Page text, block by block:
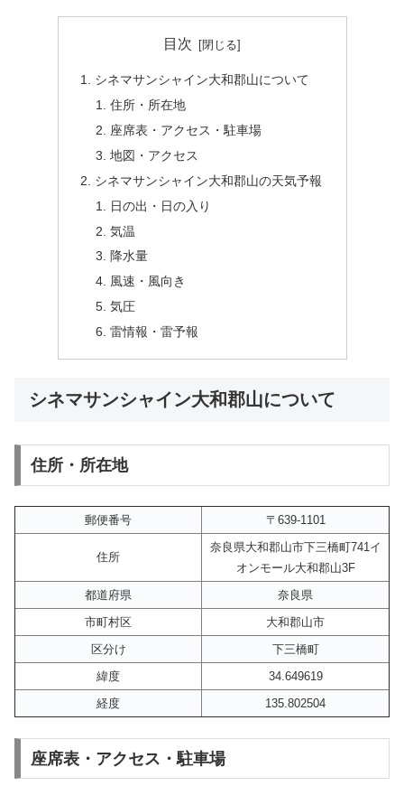
目次
シネマサンシャイン大和郡山について
住所・所在地
座席表・アクセス・駐車場
地図・アクセス
シネマサンシャイン大和郡山の天気予報
日の出・日の入り
気温
降水量
風速・風向き
気圧
雷情報・雷予報
シネマサンシャイン大和郡山について
住所・所在地
郵便番号 〒639-1101
住所
奈良県大和郡山市下三橋町741イ
オンモール大和郡山3F
都道府県
奈良県
市町村区
大和郡山市
区分け
下三橋町
緯度
34.649619
経度
135.802504
座席表・アクセス・駐車場